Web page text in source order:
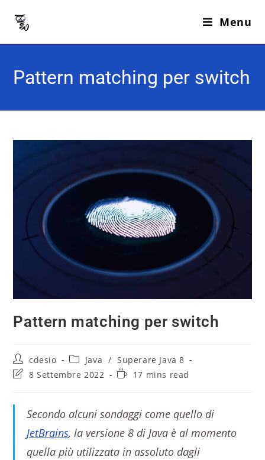
Menu
Pattern matching per switch
Pattern matching per switch
cdesio Java / Superare Java 8
8 Settembre 2022
17 mins read
Secondo alcuni sondaggi come quello di
JetBrains, la versione 8 di Java è al momento
quella più utilizzata in assoluto dagli